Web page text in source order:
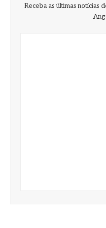
Receba as últimas notícias